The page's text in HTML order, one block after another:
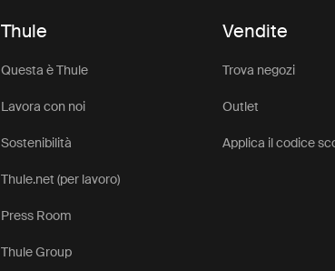
Thule
Questa è Thule
Lavora con noi
Sostenibilità
Thule.net (per lavoro)
Press Room
Thule Group
Vendite
Trova negozi
Outlet
Applica il codice